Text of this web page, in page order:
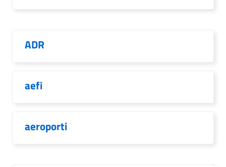
ADR
aefi
aeroporti